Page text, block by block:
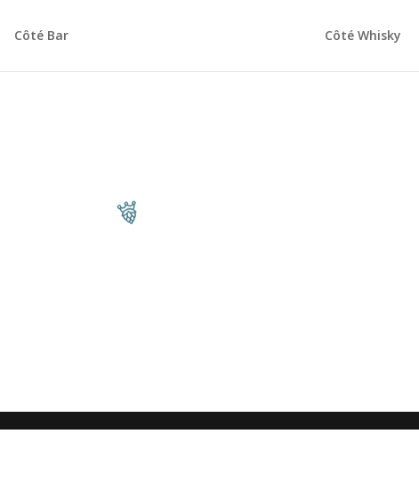
Côté Bar Côté Whisky